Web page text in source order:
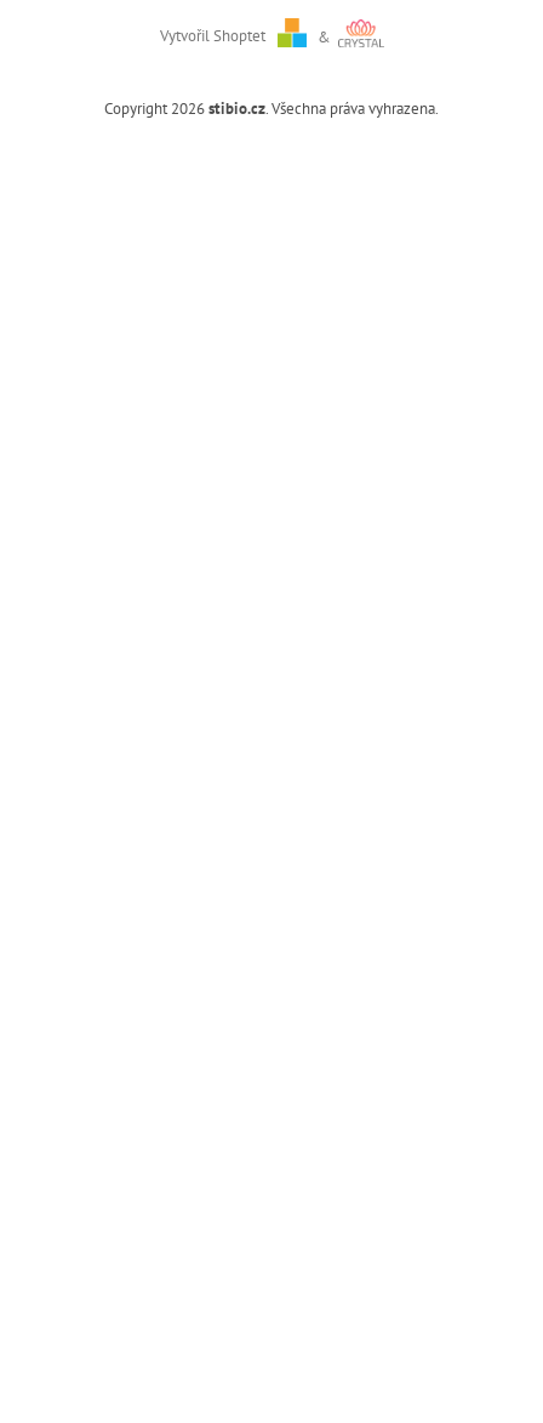
Vytvořil Shoptet &
Copyright 2026stibio.cz. Všechna práva vyhrazena.